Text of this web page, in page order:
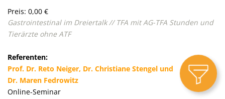
Preis: 0,00 €
Gastrointestinal im Dreiertalk // TFA mit AG-TFA Stunden und
Tierärzte ohne ATF
Referenten:
Prof. Dr. Reto Neiger, Dr. Christiane Stengel und
Dr. Maren Fedrowitz
Online-Seminar